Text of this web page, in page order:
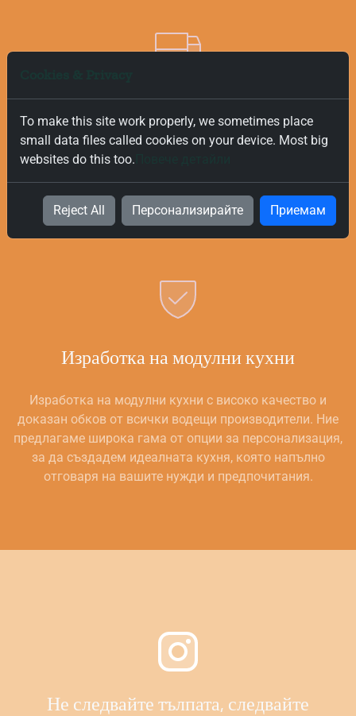
Безплатна и Бърза Доставка
Ние ценим вашето време и за това предлагаме бърза и
безплатна доставка на всички поръчки, независимо от
тяхната стойност. Нашата цел е да ви предоставим
най-добрите продукти за вашата кухня възможно най-
бързо и безпроблемно.
Изработка на модулни кухни
Изработка на модулни кухни с високо качество и
доказан обков от всички водещи производители. Ние
предлагаме широка гама от опции за персонализация,
за да създадем идеалната кухня, която напълно
отговаря на вашите нужди и предпочитания.
Не следвайте тълпата, следвайте
To make this site work properly, we sometimes place
small data files called cookies on your device. Most big
websites do this too.
Reject All Персонализирайте Приемам